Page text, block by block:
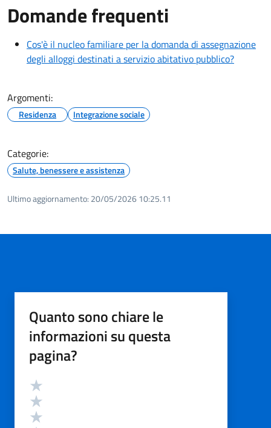
Domande frequenti
Cos'è il nucleo familiare per la domanda di assegnazione
degli alloggi destinati a servizio abitativo pubblico?
Argomenti:
Residenza Integrazione sociale
Categorie:
Salute, benessere e assistenza
Ultimo aggiornamento: 20/05/2026 10:25.11
Quanto sono chiare le
informazioni su questa
pagina?
Valutazione